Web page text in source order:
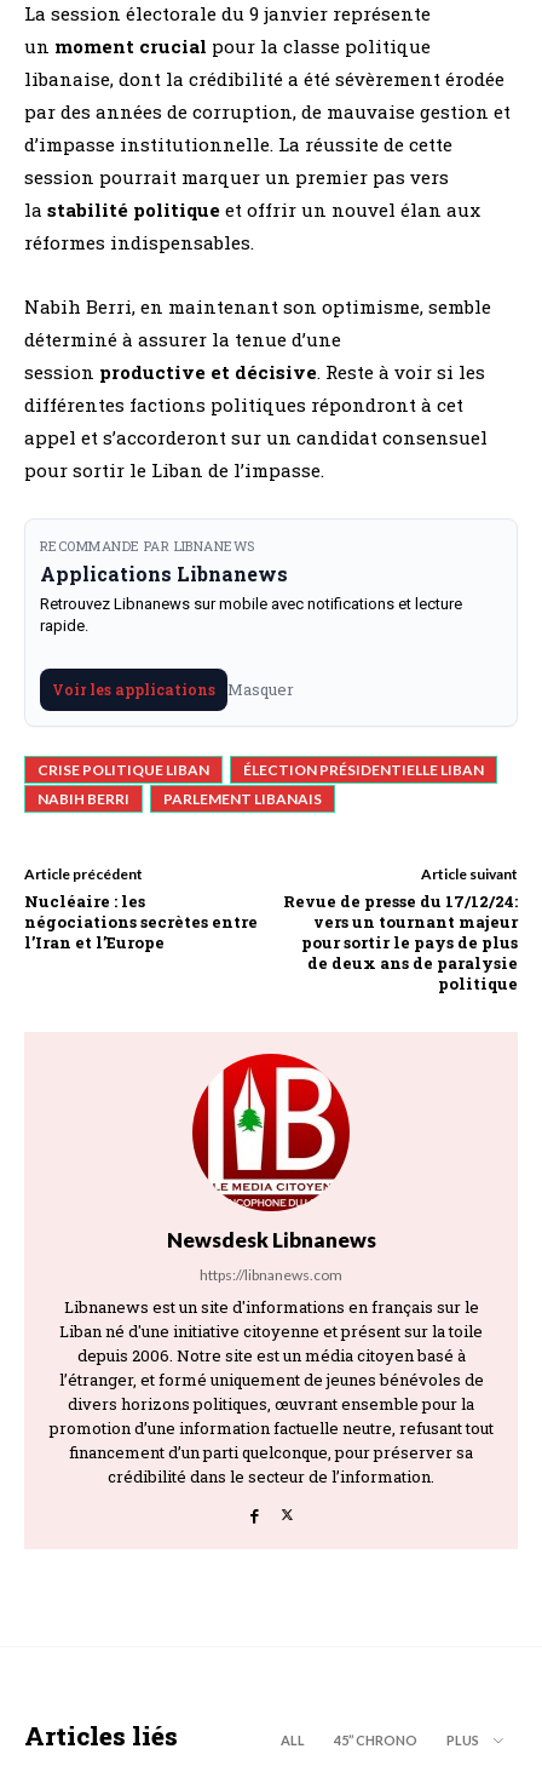
La session électorale du 9 janvier représente
un moment crucial pour la classe politique
libanaise, dont la crédibilité a été sévèrement érodée
par des années de corruption, de mauvaise gestion et
d’impasse institutionnelle. La réussite de cette
session pourrait marquer un premier pas vers
la stabilité politique et offrir un nouvel élan aux
réformes indispensables.
Nabih Berri, en maintenant son optimisme, semble
déterminé à assurer la tenue d’une
session productive et décisive. Reste à voir si les
différentes factions politiques répondront à cet
appel et s’accorderont sur un candidat consensuel
pour sortir le Liban de l’impasse.
RECOMMANDE PAR LIBNANEWS
Applications Libnanews
Retrouvez Libnanews sur mobile avec notifications et lecture
rapide.
Voir les applications Masquer
CRISE POLITIQUE LIBAN
ÉLECTION PRÉSIDENTIELLE LIBAN
NABIH BERRI
PARLEMENT LIBANAIS
Article précédent
Nucléaire : les
négociations secrètes entre
l’Iran et l’Europe
Article suivant
Revue de presse du 17/12/24:
vers un tournant majeur
pour sortir le pays de plus
de deux ans de paralysie
politique
Newsdesk Libnanews
https://libnanews.com
Libnanews est un site d'informations en français sur le
Liban né d'une initiative citoyenne et présent sur la toile
depuis 2006. Notre site est un média citoyen basé à
l’étranger, et formé uniquement de jeunes bénévoles de
divers horizons politiques, œuvrant ensemble pour la
promotion d’une information factuelle neutre, refusant tout
financement d’un parti quelconque, pour préserver sa
crédibilité dans le secteur de l’information.
Articles liés ALL 45’’ CHRONO PLUS